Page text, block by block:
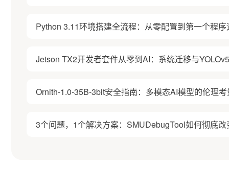
Python 3.11环境搭建全流程：从零配置到第一个程序
Jetson TX2开发者套件从零到AI：系统迁移与
Ornith-1.0-35B-3bit安全指南：多模态AI模型的伦理
3个问题，1个解决方案：SMUDebugTool如何彻底